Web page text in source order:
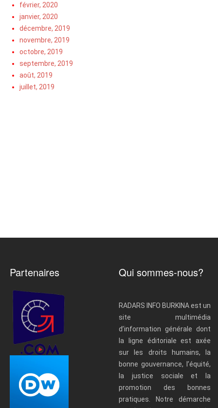
février, 2020
janvier, 2020
décembre, 2019
novembre, 2019
octobre, 2019
septembre, 2019
août, 2019
juillet, 2019
Partenaires Qui sommes-nous?
RADARS INFO BURKINA est un
site multimédia
d’information générale dont
la ligne éditoriale est axée
sur les droits humains, la
bonne gouvernance, l’équité,
la justice sociale et la
promotion des bonnes
pratiques. Notre démarche